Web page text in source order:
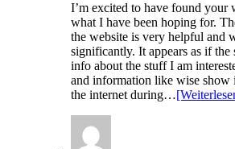
I’m excited to have found your
what I have been hoping for.
the website is very helpful and
significantly. It appears as if the
info about the stuff I am
and information like wise show
the internet during…